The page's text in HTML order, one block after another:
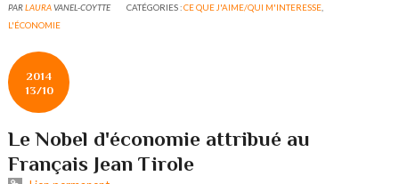
PARLAURAVANEL-COYTTE CATÉGORIES :CE QUE J'AIME/QUI M'INTERESSE
L'ÉCONOMIE
2014
13/10
Le Nobel d'économie attribué au
Français Jean Tirole